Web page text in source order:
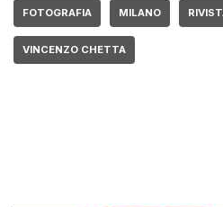
FOTOGRAFIA MILANO
VINCENZO CHETTA